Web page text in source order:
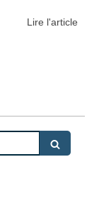
Lire l'article